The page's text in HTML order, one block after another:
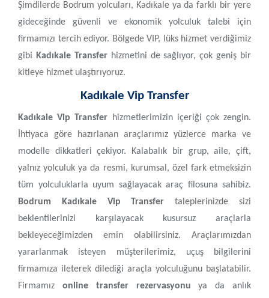
Şimdilerde Bodrum yolcuları, Kadıkale ya da farklı bir yere
gideceğinde güvenli ve ekonomik yolculuk talebi için
firmamızı tercih ediyor. Bölgede VIP, lüks hizmet verdiğimiz
gibi Kadıkale Transferhizmetini de sağlıyor, çok geniş bir
kitleye hizmet ulaştırıyoruz.
Kadıkale Vip Transfer
Kadıkale Vip Transfer hizmetlerimizin içeriği çok zengin.
İhtiyaca göre hazırlanan araçlarımız yüzlerce marka ve
modelle dikkatleri çekiyor. Kalabalık bir grup, aile, çift,
yalnız yolculuk ya da resmi, kurumsal, özel fark etmeksizin
tüm yolculuklarla uyum sağlayacak araç filosuna sahibiz.
Bodrum Kadıkale Vip Transfer taleplerinizde sizi
beklentilerinizi karşılayacak kusursuz araçlarla
bekleyeceğimizden emin olabilirsiniz. Araçlarımızdan
yararlanmak isteyen müşterilerimiz, uçuş bilgilerini
firmamıza ileterek dilediği araçla yolculuğunu başlatabilir.
Firmamız online transfer rezervasyonu ya da anlık